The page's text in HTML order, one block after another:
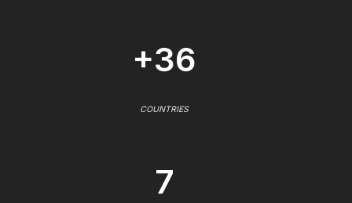
+36
COUNTRIES
7